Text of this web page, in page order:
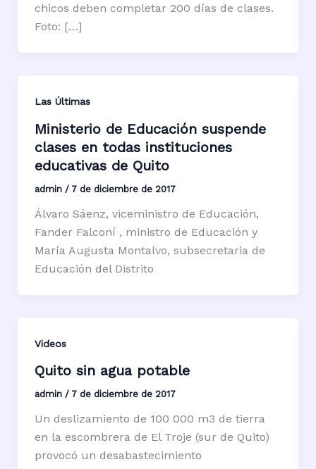
chicos deben completar 200 días de clases.
Foto: […]
Las Últimas
Ministerio de Educación suspende
clases en todas instituciones
educativas de Quito
admin / 7 de diciembre de 2017
Álvaro Sáenz, viceministro de Educación,
Fander Falconí , ministro de Educación y
María Augusta Montalvo, subsecretaria de
Educación del Distrito
Videos
Quito sin agua potable
admin / 7 de diciembre de 2017
Un deslizamiento de 100 000 m3 de tierra
en la escombrera de El Troje (sur de Quito)
provocó un desabastecimiento